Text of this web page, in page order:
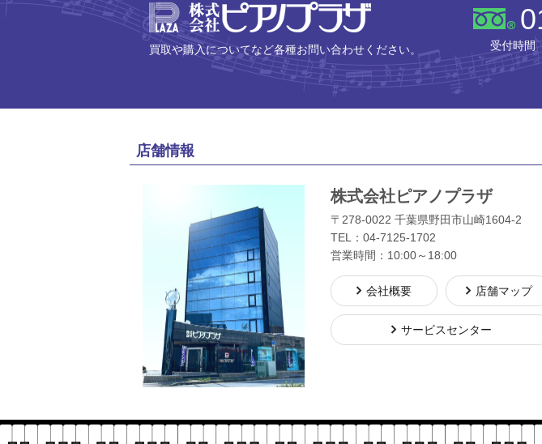
株式会社ピアノプラザ
買取や購入についてなど各種お問い合わせください。 受付時間
店舗情報
株式会社ピアノプラザ
〒278-0022 千葉県野田市山崎1604-2
TEL： 04-7125-1702
営業時間：10:00～18:00
会社概要 店舗マップ
サービスセンター